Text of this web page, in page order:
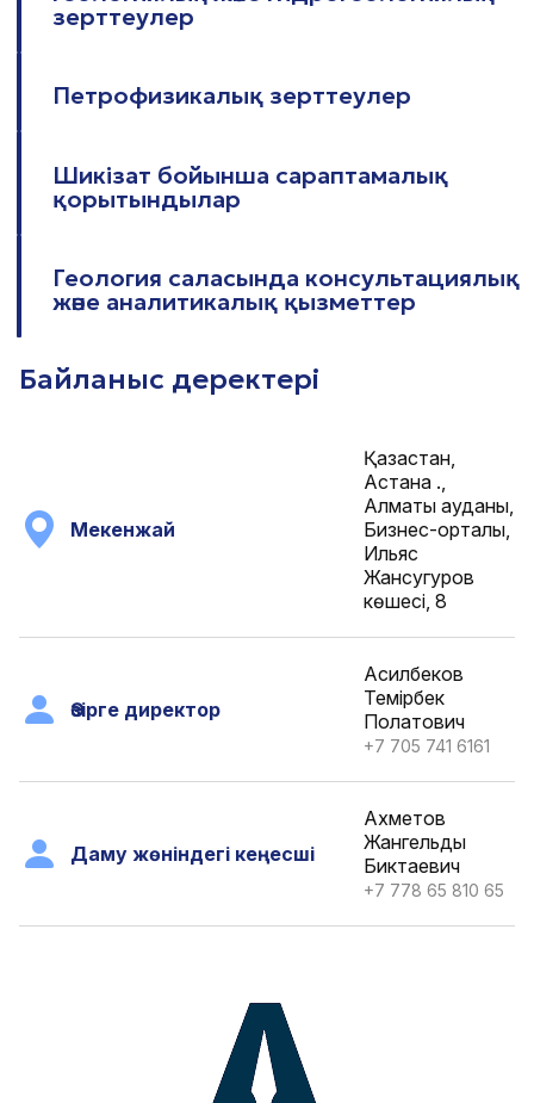
зерттеулер
Петрофизикалық зерттеулер
Шикізат бойынша сараптамалық
қорытындылар
Геология саласында консультациялық
және аналитикалық қызметтер
Байланыс деректері
Мекенжай
Қазақстан,
Астана қ.,
Алматы ауданы,
Бизнес-орталық,
Ильяс
Жансугуров
көшесі, 8
Әзірге директор
Асилбеков
Темірбек
Полатович
+7 705 741 6161
Даму жөніндегі кеңесші
Ахметов
Жангельды
Биктаевич
+7 778 65 810 65